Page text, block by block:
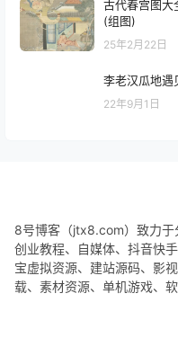
古代春宫图大
(组图)
25年2月22日
李老汉瓜地遇
22年9月1日
8号博客（jtx8.com）致力于
创业教程、自媒体、抖音快
宝虚拟资源、建站源码、影
载、素材资源、单机游戏、